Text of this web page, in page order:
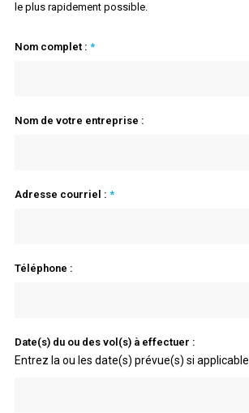
le plus rapidement possible.
Nom complet : *
Nom de votre entreprise :
Adresse courriel : *
Téléphone :
Date(s) du ou des vol(s) à effectuer :
Entrez la ou les date(s) prévue(s) si applicable.